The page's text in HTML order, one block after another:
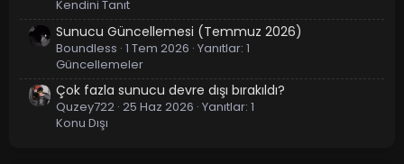
Kendini Tanıt
Sunucu Güncellemesi (Temmuz 2026)
Boundless 1 Tem 2026 Yanıtlar: 1
Güncellemeler
Çok fazla sunucu devre dışı bırakıldı?
Quzey722 25 Haz 2026 Yanıtlar: 1
Konu Dışı